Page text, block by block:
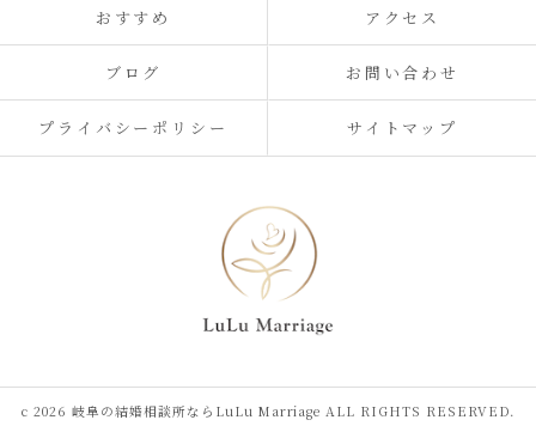
おすすめ アクセス
ブログ お問い合わせ
プライバシーポリシー サイトマップ
c 2026 岐阜の結婚相談所ならLuLu Marriage ALL RIGHTS RESERVED.